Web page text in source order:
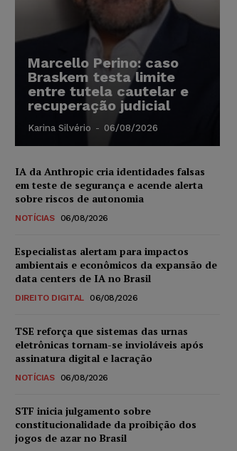
Marcello Perino: caso
Braskem testa limite
entre tutela cautelar e
recuperação judicial
Karina Silvério - 06/08/2026
IA da Anthropic cria identidades falsas
em teste de segurança e acende alerta
sobre riscos de autonomia
NOTÍCIAS 06/08/2026
Especialistas alertam para impactos
ambientais e econômicos da expansão de
data centers de IA no Brasil
DIREITO DIGITAL 06/08/2026
TSE reforça que sistemas das urnas
eletrônicas tornam-se invioláveis após
assinatura digital e lacração
NOTÍCIAS 06/08/2026
STF inicia julgamento sobre
constitucionalidade da proibição dos
jogos de azar no Brasil